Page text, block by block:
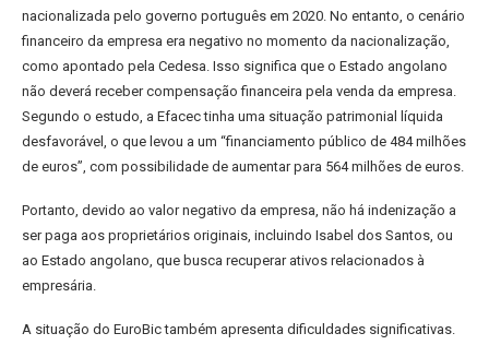
nacionalizada pelo governo português em 2020. No entanto, o cenário
financeiro da empresa era negativo no momento da nacionalização,
como apontado pela Cedesa. Isso significa que o Estado angolano
não deverá receber compensação financeira pela venda da empresa.
Segundo o estudo, a Efacec tinha uma situação patrimonial líquida
desfavorável, o que levou a um “financiamento público de 484 milhões
de euros”, com possibilidade de aumentar para 564 milhões de euros.
Portanto, devido ao valor negativo da empresa, não há indenização a
ser paga aos proprietários originais, incluindo Isabel dos Santos, ou
ao Estado angolano, que busca recuperar ativos relacionados à
empresária.
A situação do EuroBic também apresenta dificuldades significativas.